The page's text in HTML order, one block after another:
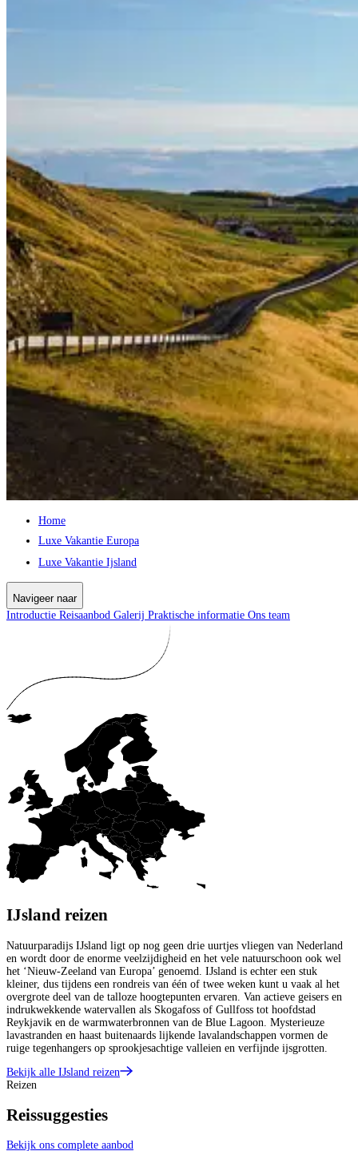
Home
Luxe Vakantie Europa
Luxe Vakantie Ijsland
Navigeer naar
Introductie Reisaanbod Galerij Praktische informatie Ons team
IJsland reizen
Natuurparadijs IJsland ligt op nog geen drie uurtjes vliegen van Nederland
en wordt door de enorme veelzijdigheid en het vele natuurschoon ook wel
het ‘Nieuw-Zeeland van Europa’ genoemd. IJsland is echter een stuk
kleiner, dus tijdens een rondreis van één of twee weken kunt u vaak al het
overgrote deel van de talloze hoogtepunten ervaren. Van actieve geisers en
indrukwekkende watervallen als Skogafoss of Gullfoss tot hoofdstad
Reykjavik en de warmwaterbronnen van de Blue Lagoon. Mysterieuze
lavastranden en haast buitenaards lijkende lavalandschappen vormen de
ruige tegenhangers op sprookjesachtige valleien en verfijnde ijsgrotten.
Bekijk alle IJsland reizen
Reizen
Reissuggesties
Bekijk ons complete aanbod